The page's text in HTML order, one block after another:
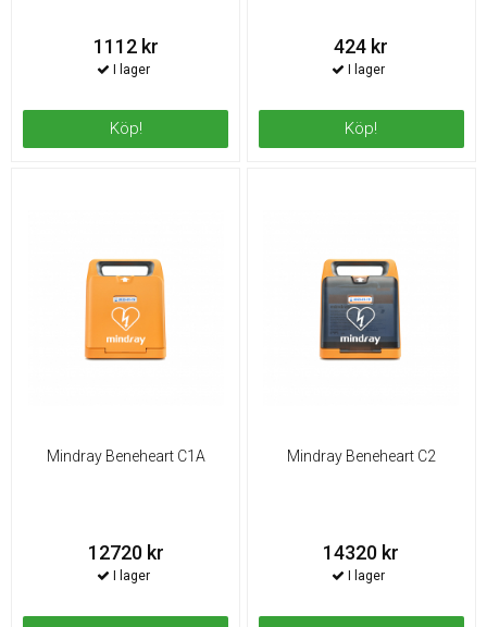
1112 kr
Köp!
424 kr
Köp!
Mindray Beneheart C1A
12720 kr
Mindray Beneheart C2
14320 kr